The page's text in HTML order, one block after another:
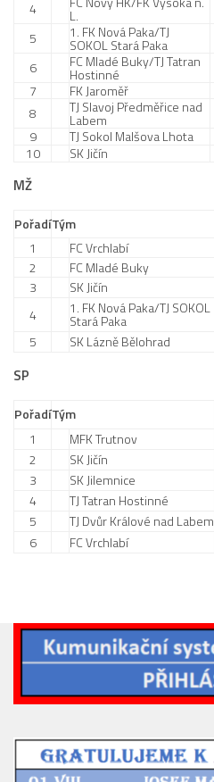
4 L.
5
1. FK Nová Paka/TJ
SOKOL Stará Paka
6
FC Mladé Buky/TJ Tatran
Hostinné
7
FK Jaroměř
8
TJ Slavoj Předměřice nad
Labem
9
TJ Sokol Malšova Lhota
10
SK Jičín
MŽ
PořadíTým
1
FC Vrchlabí
2
FC Mladé Buky
3
SK Jičín
4
1. FK Nová Paka/TJ SOKOL
Stará Paka
5
SK Lázně Bělohrad
SP
PořadíTým
1
MFK Trutnov
2
SK Jičín
3
SK Jilemnice
4
TJ Tatran Hostinné
5
TJ Dvůr Králové nad Labem
6
FC Vrchlabí